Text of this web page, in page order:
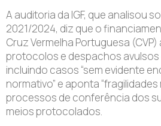
A auditoria da IGF, que analisou
2021/2024, diz que o
Cruz Vermelha Portuguesa
protocolos e despachos avulsos
incluindo casos “sem evidente
normativo” e aponta “fragilidades
processos de conferência dos
meios protocolados.